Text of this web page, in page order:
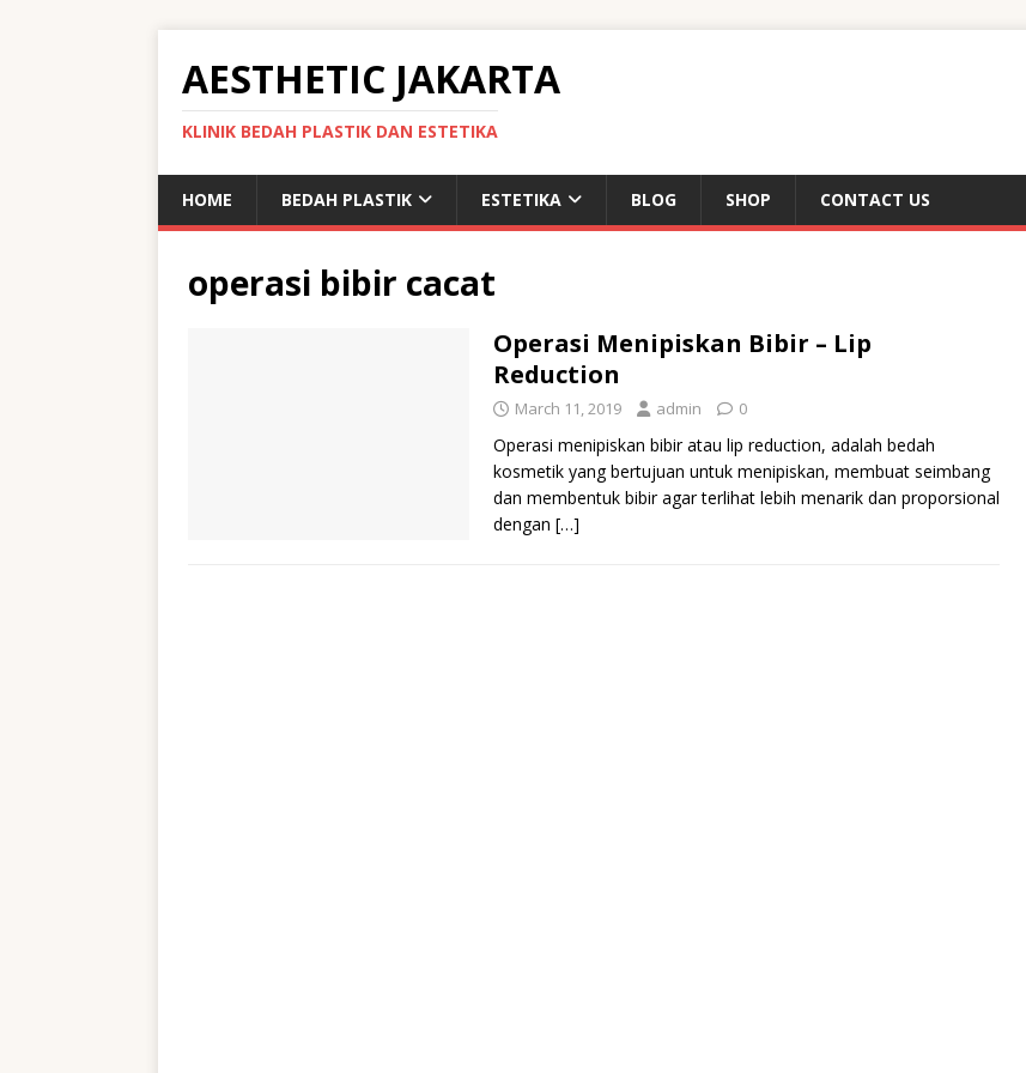
AESTHETIC JAKARTA
KLINIK BEDAH PLASTIK DAN ESTETIKA
HOME BEDAH PLASTIK ESTETIKA BLOG SHOP CONTACT US
operasi bibir cacat
Operasi Menipiskan Bibir – Lip
Reduction
March 11, 2019 admin 0
Operasi menipiskan bibir atau lip reduction, adalah bedah
kosmetik yang bertujuan untuk menipiskan, membuat seimbang
dan membentuk bibir agar terlihat lebih menarik dan proporsional
dengan […]